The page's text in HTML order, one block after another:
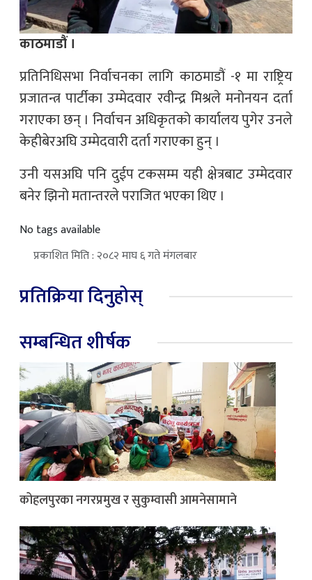
काठमाडौं ।
प्रतिनिधिसभा निर्वाचनका लागि काठमाडौं -१ मा राष्ट्रिय
प्रजातन्त्र पार्टीका उम्मेदवार रवीन्द्र मिश्रले मनोनयन दर्ता
गराएका छन् । निर्वाचन अधिकृतको कार्यालय पुगेर उनले
केहीबेरअघि उम्मेदवारी दर्ता गराएका हुन् ।
उनी यसअघि पनि दुईप टकसम्म यही क्षेत्रबाट उम्मेदवार
बनेर झिनो मतान्तरले पराजित भएका थिए ।
No tags available
प्रकाशित मिति : २०८२ माघ ६ गते मंगलबार
प्रतिक्रिया दिनुहोस्
सम्बन्धित शीर्षक
कोहलपुरका नगरप्रमुख र सुकुम्वासी आमनेसामाने